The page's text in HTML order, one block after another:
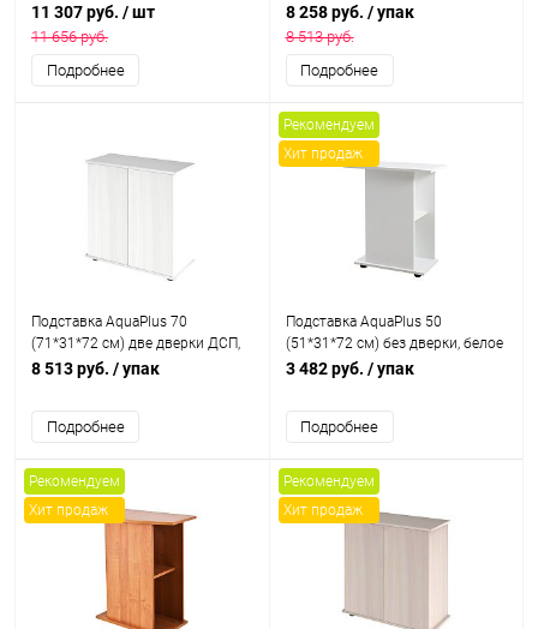
30, черная
11 307 руб. / шт
11 656 руб.
Подробнее
черная, в коробке, подходит для
модели аквариума LUX П100
8 258 руб. / упак
8 513 руб.
Подробнее
Подставка AquaPlus 70
(71*31*72 см) две дверки ДСП,
белое дерево, в коробке,
аквариума LUX П100
8 513 руб. / упак
Подробнее
Рекомендуем
Хит продаж
Подставка AquaPlus 50
(51*31*72 см) без дверки, белое
дерево, в коробке, подходит для
3 482 руб. / упак
Подробнее
Рекомендуем
Хит продаж
Рекомендуем
Хит продаж